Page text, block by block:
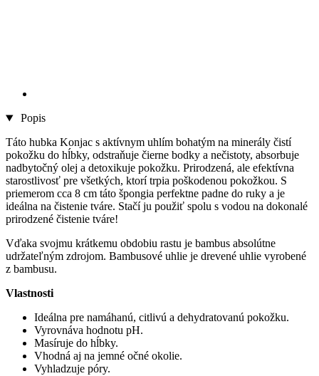
Popis
Táto hubka Konjac s aktívnym uhlím bohatým na minerály čistí
pokožku do hĺbky, odstraňuje čierne bodky a nečistoty, absorbuje
nadbytočný olej a detoxikuje pokožku. Prirodzená, ale efektívna
starostlivosť pre všetkých, ktorí trpia poškodenou pokožkou. S
priemerom cca 8 cm táto špongia perfektne padne do ruky a je
ideálna na čistenie tváre. Stačí ju použiť spolu s vodou na dokonalé
prirodzené čistenie tváre!
Vďaka svojmu krátkemu obdobiu rastu je bambus absolútne
udržateľným zdrojom. Bambusové uhlie je drevené uhlie vyrobené
z bambusu.
Vlastnosti
Ideálna pre namáhanú, citlivú a dehydratovanú pokožku.
Vyrovnáva hodnotu pH.
Masíruje do hĺbky.
Vhodná aj na jemné očné okolie.
Vyhladzuje póry.